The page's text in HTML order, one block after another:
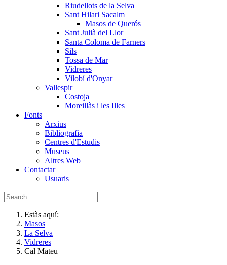
Riudellots de la Selva
Sant Hilari Sacalm
Masos de Querós
Sant Julià del Llor
Santa Coloma de Farners
Sils
Tossa de Mar
Vidreres
Vilobí d'Onyar
Vallespir
Costoja
Moreillàs i les Illes
Fonts
Arxius
Bibliografia
Centres d'Estudis
Museus
Altres Web
Contactar
Usuaris
Estàs aquí:
Masos
La Selva
Vidreres
Cal Mateu